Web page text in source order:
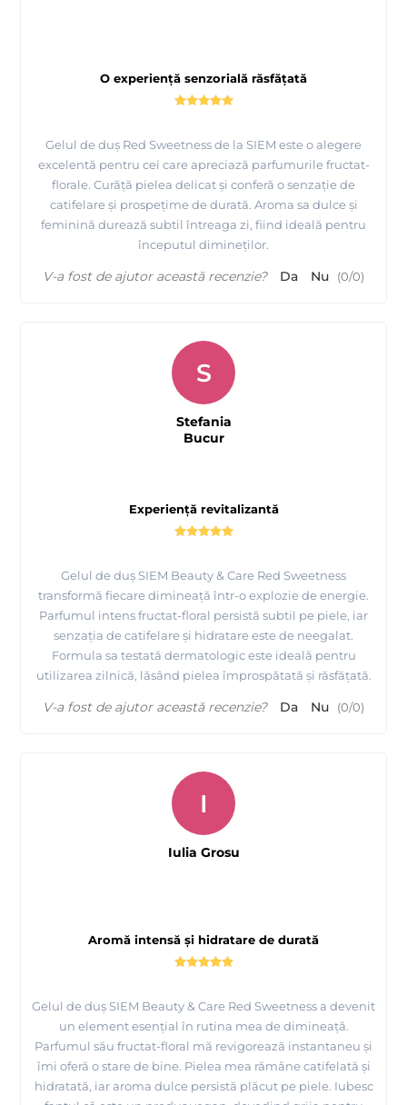
O experiență senzorială răsfățată
Gelul de duș Red Sweetness de la SIEM este o alegere
excelentă pentru cei care apreciază parfumurile fructat-
florale. Curăță pielea delicat și conferă o senzație de
catifelare și prospețime de durată. Aroma sa dulce și
feminină durează subtil întreaga zi, fiind ideală pentru
începutul dimineților.
V-a fost de ajutor această recenzie? Da Nu (0/0)
Experiență revitalizantă
Gelul de duș SIEM Beauty & Care Red Sweetness
transformă fiecare dimineață într-o explozie de energie.
Parfumul intens fructat-floral persistă subtil pe piele, iar
senzația de catifelare și hidratare este de neegalat.
Formula sa testată dermatologic este ideală pentru
utilizarea zilnică, lăsând pielea împrospătată și răsfățată.
S
Stefania
Bucur
V-a fost de ajutor această recenzie? Da Nu (0/0)
Aromă intensă și hidratare de durată
Gelul de duș SIEM Beauty & Care Red Sweetness a devenit
un element esențial în rutina mea de dimineață.
Parfumul său fructat-floral mă revigorează instantaneu și
îmi oferă o stare de bine. Pielea mea rămâne catifelată și
hidratată, iar aroma dulce persistă plăcut pe piele. Iubesc
I
Iulia Grosu